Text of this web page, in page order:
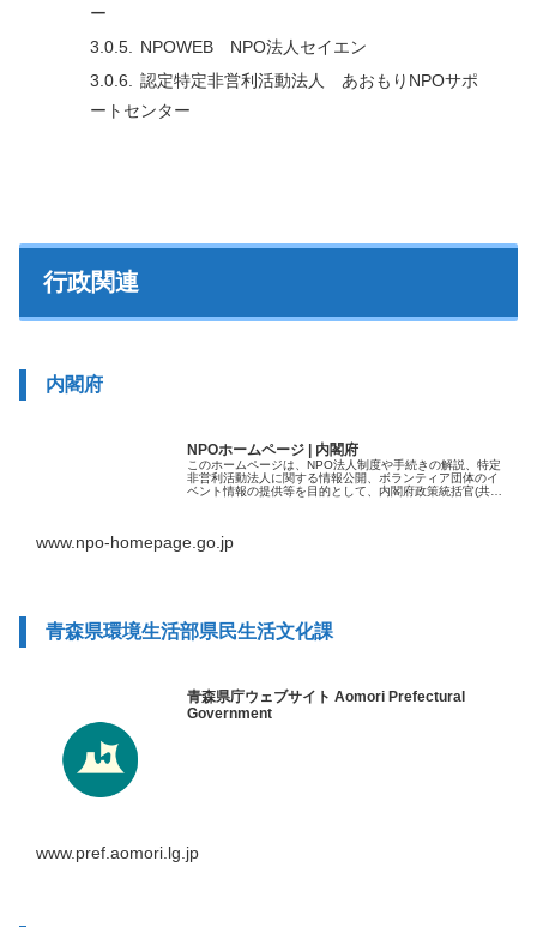
ー
NPOWEB NPO法人セイエン
認定特定非営利活動法人 あおもりNPOサポ
ートセンター
行政関連
内閣府
NPOホームページ | 内閣府
このホームページは、NPO法人制度や手続きの解説、特定
非営利活動法人に関する情報公開、ボランティア団体のイ
ベント情報の提供等を目的として、内閣府政策統括官(共
www.npo-homepage.go.jp
青森県環境生活部県民生活文化課
青森県庁ウェブサイト Aomori Prefectural
Government
www.pref.aomori.lg.jp